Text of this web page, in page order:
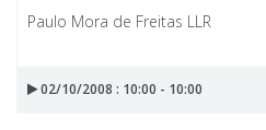
Paulo Mora de Freitas LLR
02/10/2008 : 10:00 - 10:00